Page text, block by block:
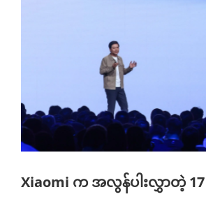
Xiaomi က အလွန်ပါးလွှာတဲ့